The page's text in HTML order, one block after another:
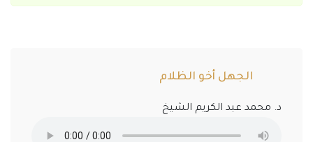
الجهل أخو الظلام
د. محمد عبد الكريم الشيخ